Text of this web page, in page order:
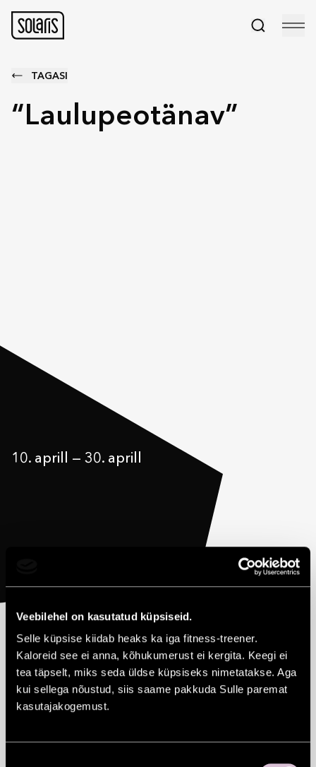
Veebilehel on kasutatud küpsiseid.
Selle küpsise kiidab heaks ka iga fitness-treener.
Kaloreid see ei anna, kõhukumerust ei kergita. Keegi ei
tea täpselt, miks seda üldse küpsiseks nimetatakse. Aga
kui sellega nõustud, siis saame pakkuda Sulle paremat
kasutajakogemust.
TAGASI
“Laulupeotänav”
10. aprill — 30. aprill
Solaris Keskuses saab vaadata noorte
laulupidusid kajastavat
fotonäitust“Laulupeotänav”. Elustuvad
mälestused laulupidude ülevatest